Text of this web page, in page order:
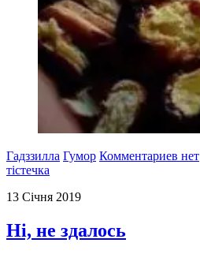
Гадззилла Гумор Комментариев нет
тістечка
13 Січня 2019
Ні, не здалось